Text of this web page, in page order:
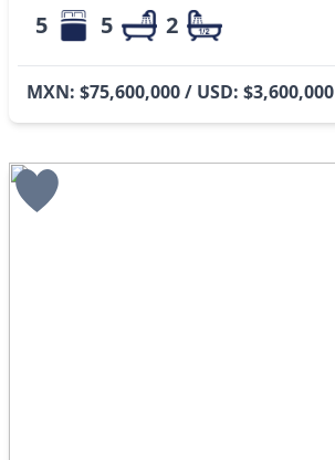
5 5 2
MXN: $75,600,000 / USD: $3,600,000